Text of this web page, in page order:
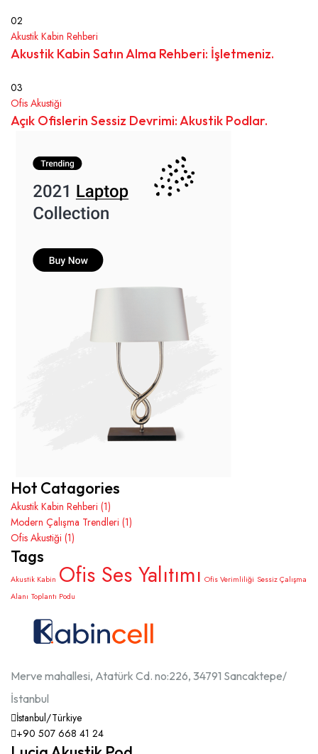
02
Akustik Kabin Rehberi
Akustik Kabin Satın Alma Rehberi: İşletmeniz.
03
Ofis Akustiği
Açık Ofislerin Sessiz Devrimi: Akustik Podlar.
Hot Catagories
Akustik Kabin Rehberi (1)
Modern Çalışma Trendleri (1)
Ofis Akustiği (1)
Tags
Akustik Kabin Ofis Ses Yalıtımı Ofis Verimliliği Sessiz Çalışma
Alanı Toplantı Podu
Merve mahallesi, Atatürk Cd. no:226, 34791 Sancaktepe/
İstanbul
İstanbul/Türkiye
+90 507 668 41 24